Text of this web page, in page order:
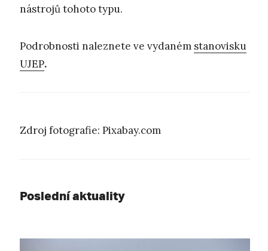
nástrojů tohoto typu.
Podrobnosti naleznete ve vydaném stanovisku
UJEP.
Zdroj fotografie: Pixabay.com
Poslední aktuality